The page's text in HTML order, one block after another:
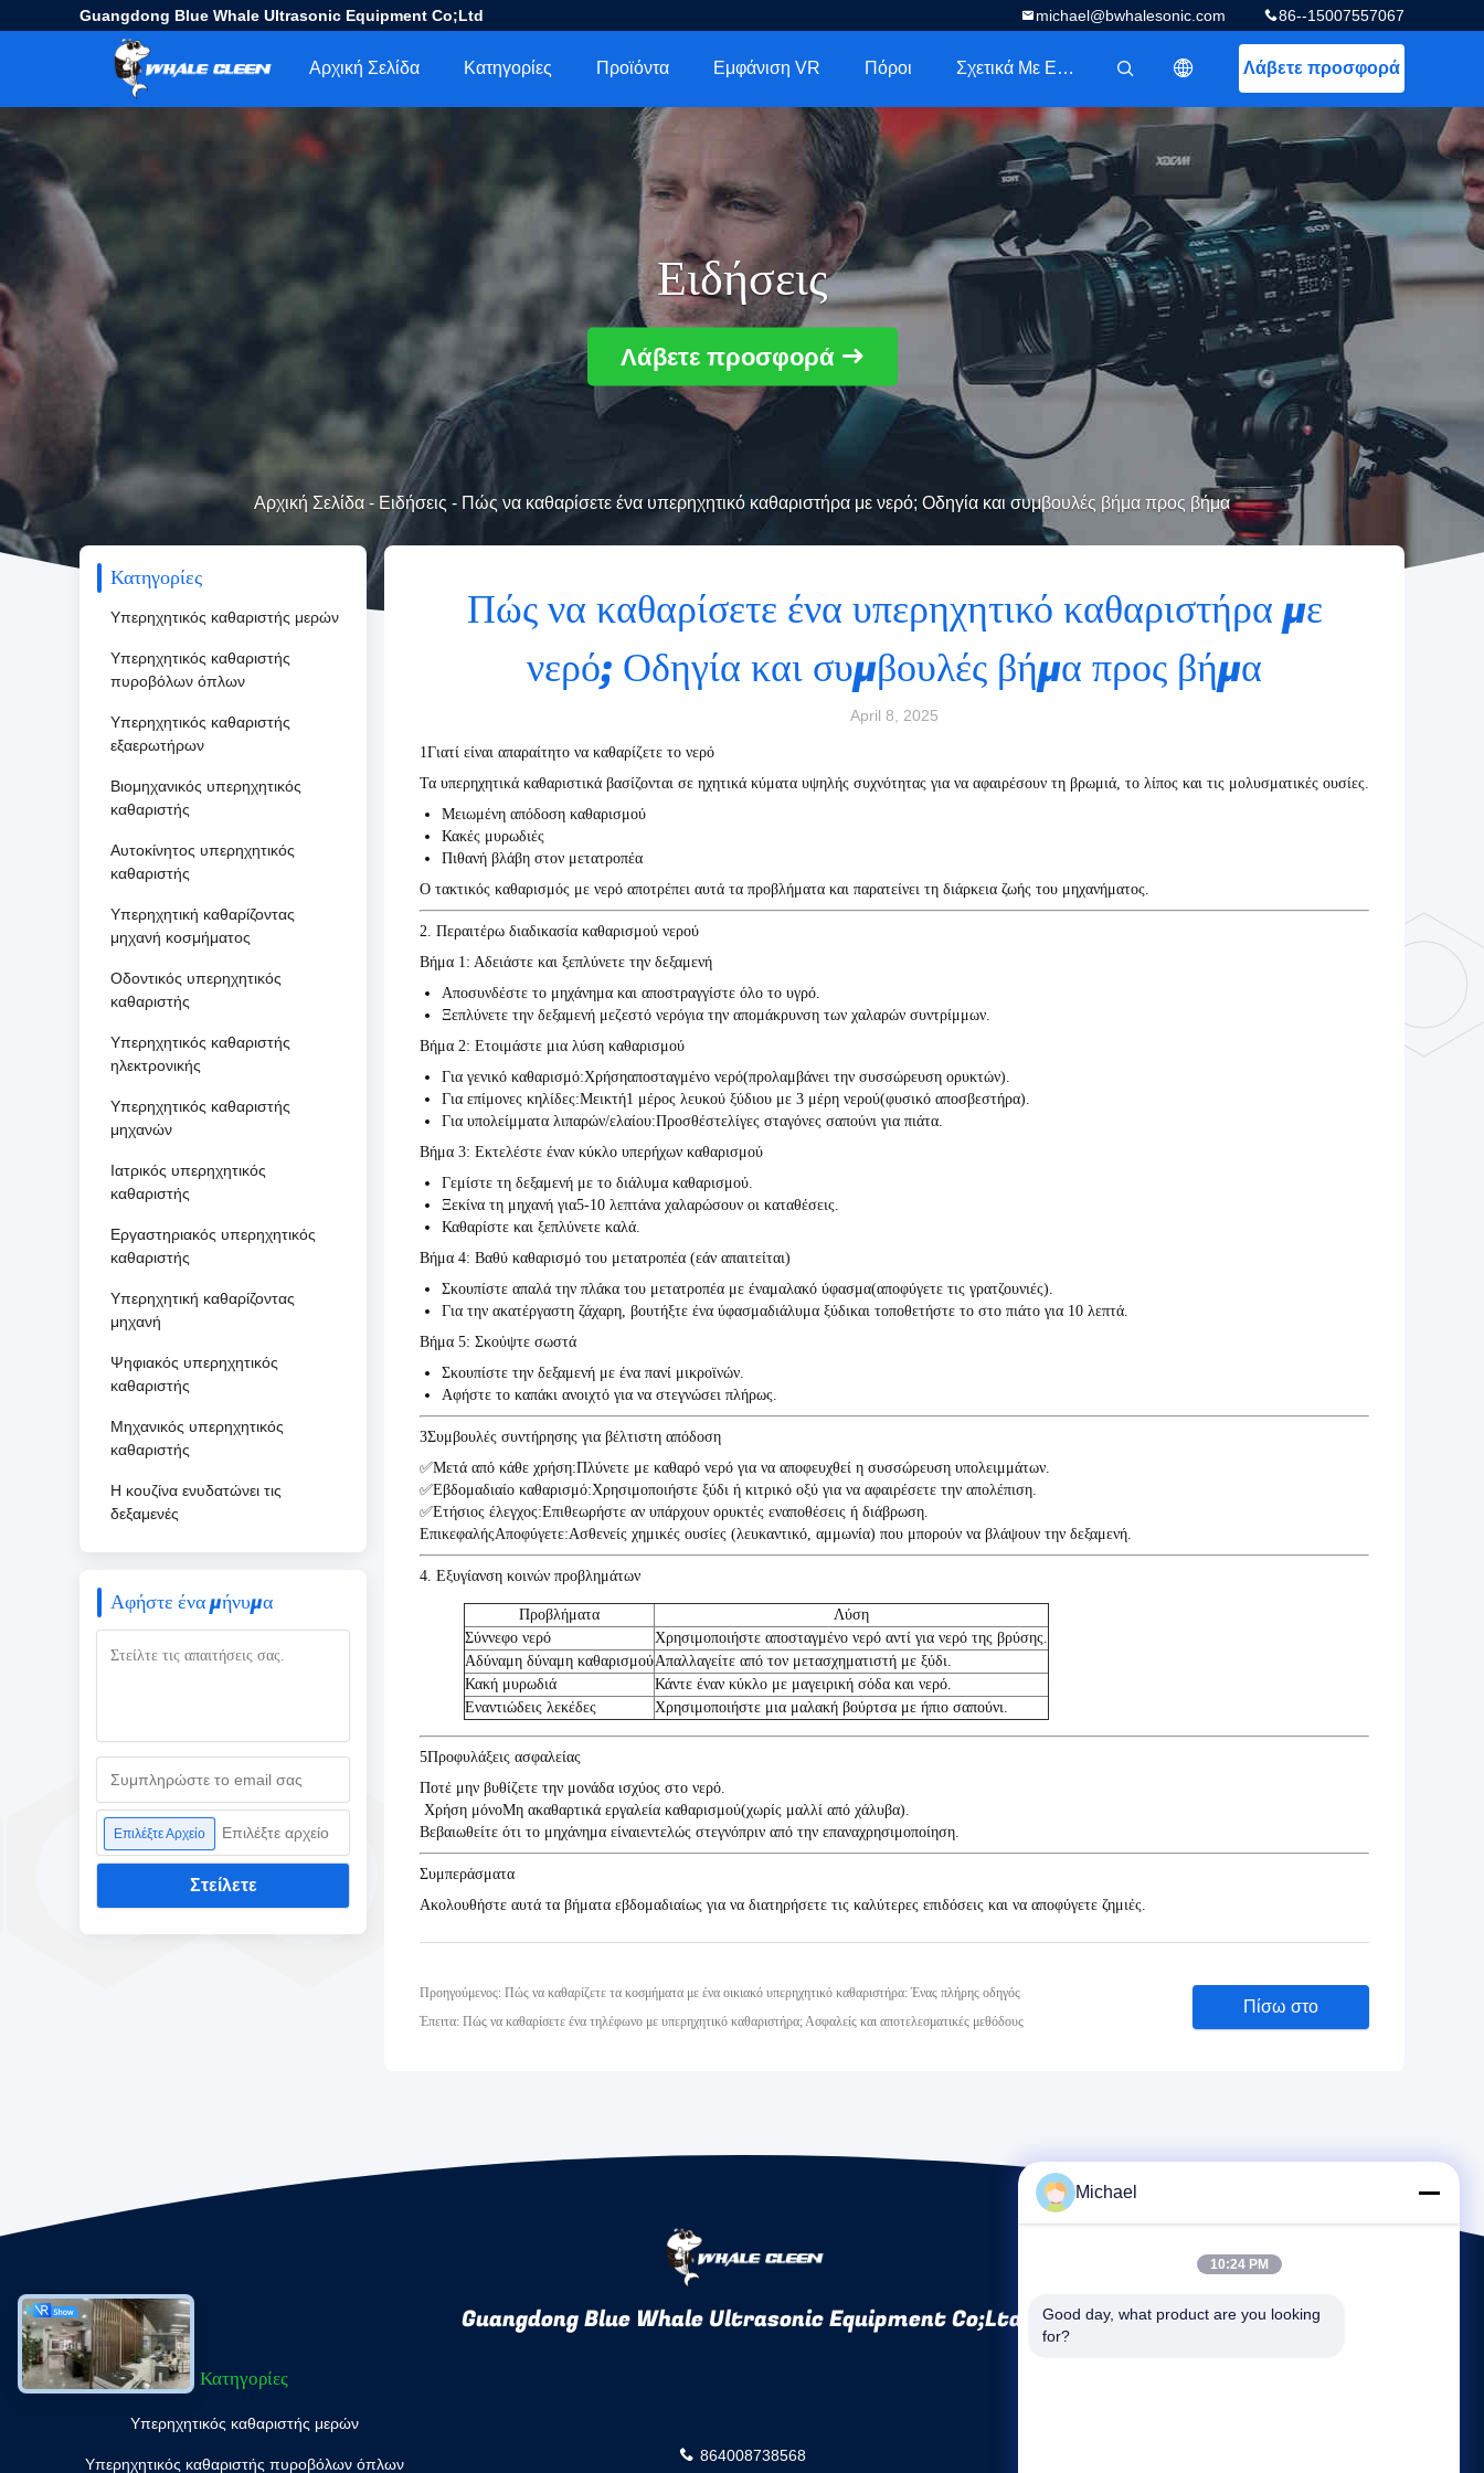
Guangdong Blue Whale Ultrasonic Equipment Co;Ltd 86--15007557067
michael@bwhalesonic.com
Λάβετε προσφορά
描述
Αρχική Σελίδα Κατηγορίες Προϊόντα Εμφάνιση VR Πόροι Σχετικά Με Εμάς
Ειδήσεις
Λάβετε προσφορά
Αρχική Σελίδα - Ειδήσεις - Πώς να καθαρίσετε ένα υπερηχητικό καθαριστήρα με νερό; Οδηγία και συμβουλές βήμα προς βήμα
Κατηγορίες
Υπερηχητικός καθαριστής μερών
Υπερηχητικός καθαριστής
πυροβόλων όπλων
Υπερηχητικός καθαριστής
εξαερωτήρων
Βιομηχανικός υπερηχητικός
καθαριστής
Αυτοκίνητος υπερηχητικός
καθαριστής
Υπερηχητική καθαρίζοντας
μηχανή κοσμήματος
Οδοντικός υπερηχητικός
καθαριστής
Υπερηχητικός καθαριστής
ηλεκτρονικής
Υπερηχητικός καθαριστής
μηχανών
Ιατρικός υπερηχητικός
καθαριστής
Εργαστηριακός υπερηχητικός
καθαριστής
Υπερηχητική καθαρίζοντας
μηχανή
Ψηφιακός υπερηχητικός
καθαριστής
Μηχανικός υπερηχητικός
καθαριστής
Η κουζίνα ενυδατώνει τις
δεξαμενές
Αφήστε ένα μήνυμα
Επιλέξτε Αρχείο Επιλέξτε αρχείο
Στείλετε
Πώς να καθαρίσετε ένα υπερηχητικό καθαριστήρα με
νερό; Οδηγία και συμβουλές βήμα προς βήμα
April 8, 2025
1Γιατί είναι απαραίτητο να καθαρίζετε το νερό
Τα υπερηχητικά καθαριστικά βασίζονται σε ηχητικά κύματα υψηλής συχνότητας για να αφαιρέσουν τη βρωμιά, το λίπος και τις μολυσματικές ουσίες.
Μειωμένη απόδοση καθαρισμού
Κακές μυρωδιές
Πιθανή βλάβη στον μετατροπέα
Ο τακτικός καθαρισμός με νερό αποτρέπει αυτά τα προβλήματα και παρατείνει τη διάρκεια ζωής του μηχανήματος.
2. Περαιτέρω διαδικασία καθαρισμού νερού
Βήμα 1: Αδειάστε και ξεπλύνετε την δεξαμενή
Αποσυνδέστε το μηχάνημα και αποστραγγίστε όλο το υγρό.
Ξεπλύνετε την δεξαμενή μεζεστό νερόγια την απομάκρυνση των χαλαρών συντρίμμων.
Βήμα 2: Ετοιμάστε μια λύση καθαρισμού
Για γενικό καθαρισμό:Χρήσηαποσταγμένο νερό(προλαμβάνει την συσσώρευση ορυκτών).
Για επίμονες κηλίδες:Μεικτή1 μέρος λευκού ξύδιου με 3 μέρη νερού(φυσικό αποσβεστήρα).
Για υπολείμματα λιπαρών/ελαίου:Προσθέστελίγες σταγόνες σαπούνι για πιάτα.
Βήμα 3: Εκτελέστε έναν κύκλο υπερήχων καθαρισμού
Γεμίστε τη δεξαμενή με το διάλυμα καθαρισμού.
Ξεκίνα τη μηχανή για5-10 λεπτάνα χαλαρώσουν οι καταθέσεις.
Καθαρίστε και ξεπλύνετε καλά.
Βήμα 4: Βαθύ καθαρισμό του μετατροπέα (εάν απαιτείται)
Σκουπίστε απαλά την πλάκα του μετατροπέα με έναμαλακό ύφασμα(αποφύγετε τις γρατζουνιές).
Για την ακατέργαστη ζάχαρη, βουτήξτε ένα ύφασμαδιάλυμα ξύδικαι τοποθετήστε το στο πιάτο για 10 λεπτά.
Βήμα 5: Σκούψτε σωστά
Σκουπίστε την δεξαμενή με ένα πανί μικροϊνών.
Αφήστε το καπάκι ανοιχτό για να στεγνώσει πλήρως.
3Συμβουλές συντήρησης για βέλτιστη απόδοση
✅Μετά από κάθε χρήση:Πλύνετε με καθαρό νερό για να αποφευχθεί η συσσώρευση υπολειμμάτων.
✅Εβδομαδιαίο καθαρισμό:Χρησιμοποιήστε ξύδι ή κιτρικό οξύ για να αφαιρέσετε την απολέπιση.
✅Ετήσιος έλεγχος:Επιθεωρήστε αν υπάρχουν ορυκτές εναποθέσεις ή διάβρωση.
ΕπικεφαλήςΑποφύγετε:Ασθενείς χημικές ουσίες (λευκαντικό, αμμωνία) που μπορούν να βλάψουν την δεξαμενή.
4. Εξυγίανση κοινών προβλημάτων
Προβλήματα
Λύση
Σύννεφο νερό
Χρησιμοποιήστε αποσταγμένο νερό αντί για νερό της βρύσης.
Αδύναμη δύναμη καθαρισμούΑπαλλαγείτε από τον μετασχηματιστή με ξύδι.
Κακή μυρωδιά
Κάντε έναν κύκλο με μαγειρική σόδα και νερό.
Εναντιώδεις λεκέδες
Χρησιμοποιήστε μια μαλακή βούρτσα με ήπιο σαπούνι.
5Προφυλάξεις ασφαλείας
Ποτέ μην βυθίζετε την μονάδα ισχύος στο νερό.
️ Χρήση μόνοΜη ακαθαρτικά εργαλεία καθαρισμού(χωρίς μαλλί από χάλυβα).
Βεβαιωθείτε ότι το μηχάνημα είναιεντελώς στεγνόπριν από την επαναχρησιμοποίηση.
Συμπεράσματα
Ακολουθήστε αυτά τα βήματα εβδομαδιαίως για να διατηρήσετε τις καλύτερες επιδόσεις και να αποφύγετε ζημιές.
Προηγούμενος: Πώς να καθαρίζετε τα κοσμήματα με ένα οικιακό υπερηχητικό καθαριστήρα: Ένας πλήρης οδηγός
Έπειτα: Πώς να καθαρίσετε ένα τηλέφωνο με υπερηχητικό καθαριστήρα; Ασφαλείς και αποτελεσματικές μεθόδους
Πίσω στο
Guangdong Blue Whale Ultrasonic Equipment Co;Ltd
Κατηγορίες
Υπερηχητικός καθαριστής μερών
Υπερηχητικός καθαριστής πυροβόλων όπλων
864008738568
Michael
10:24 PM
Good day, what product are you looking
for?